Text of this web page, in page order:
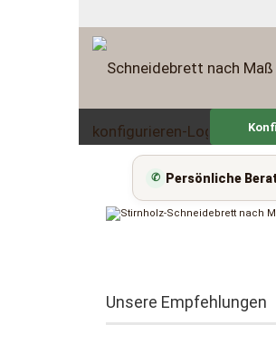
✆ Persönliche
Unsere Empfehlungen